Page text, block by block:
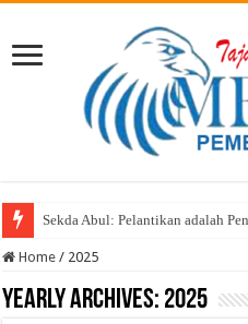
Sekda Abul: Pelantikan adalah
Home / 2025
Yearly Archives: 2025